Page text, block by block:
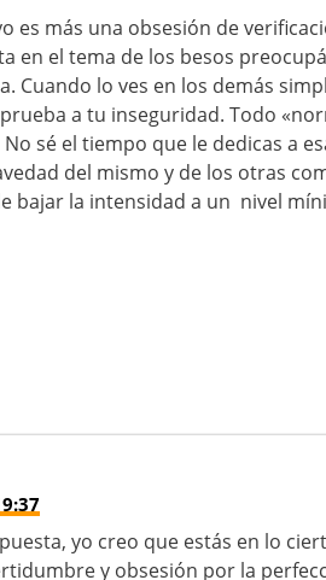
es más una obsesión de
en el tema de los besos
Cuando lo ves en los demás
a tu inseguridad. Todo
sé el tiempo que le dedicas a
del mismo y de los otras
bajar la intensidad a un nivel
yo creo que estás en lo
y obsesión por la